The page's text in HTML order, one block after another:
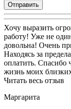
Отправить
Хочу выразить
работу! Уже не один
довольна! Очень
Находясь за
оплатить. Спасибо
жизнь моих
Читать весь отзыв
Маргарита